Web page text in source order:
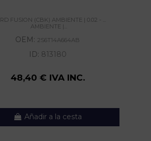
FUSION (CBK) AMBIENTE | 0.02 - ...
AMBIENTE |...
OEM: 2S6T14A664AB
ID: 813180
48,40 € IVA INC.
Añadir a la cesta